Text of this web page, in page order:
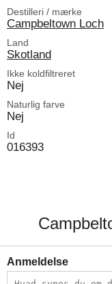
Destilleri / mærke
Campbeltown Loch
Land
Skotland
Ikke koldfiltreret
Nej
Naturlig farve
Nej
Id
016393
Anmeldelse